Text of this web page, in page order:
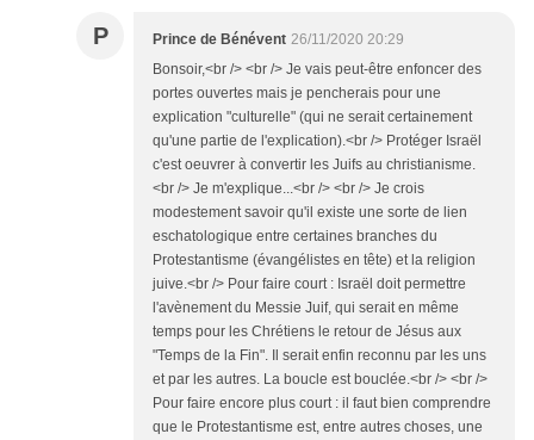
P Prince de Bénévent 26/11/2020 20:29
Bonsoir,<br /> <br /> Je vais peut-être enfoncer des
portes ouvertes mais je pencherais pour une
explication "culturelle" (qui ne serait certainement
qu'une partie de l'explication).<br /> Protéger Israël
c'est oeuvrer à convertir les Juifs au christianisme.
<br /> Je m'explique...<br /> <br /> Je crois
modestement savoir qu'il existe une sorte de lien
eschatologique entre certaines branches du
Protestantisme (évangélistes en tête) et la religion
juive.<br /> Pour faire court : Israël doit permettre
l'avènement du Messie Juif, qui serait en même
temps pour les Chrétiens le retour de Jésus aux
"Temps de la Fin". Il serait enfin reconnu par les uns
et par les autres. La boucle est bouclée.<br /> <br />
Pour faire encore plus court : il faut bien comprendre
que le Protestantisme est, entre autres choses, une